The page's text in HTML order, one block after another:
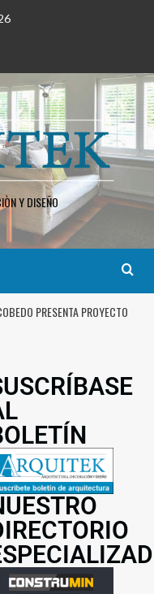
Y DISEÑO
PRESENTA PROYECTO